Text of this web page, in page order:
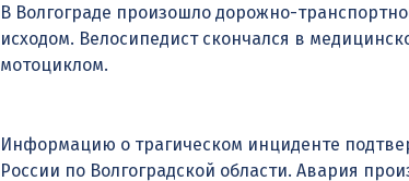
В Волгограде произошло дорожно-
исходом. Велосипедист скончался в
мотоциклом.
Информацию о трагическом инциденте
России по Волгоградской области. Авария